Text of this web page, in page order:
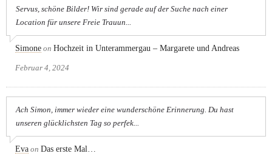
Servus, schöne Bilder! Wir sind gerade auf der Suche nach einer
Location für unsere Freie Trauun...
Simone on Hochzeit in Unterammergau – Margarete und Andreas
Februar 4, 2024
Ach Simon, immer wieder eine wunderschöne Erinnerung. Du hast
unseren glücklichsten Tag so perfek...
Eva on Das erste Mal…